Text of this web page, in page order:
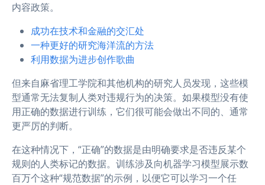
内容政策。
成功在技术和金融的交汇处
一种更好的研究海洋流的方法
利用数据为进步创作歌曲
但来自麻省理工学院和其他机构的研究人员发现，这些模
型通常无法复制人类对违规行为的决策。如果模型没有使
用正确的数据进行训练，它们很可能会做出不同的、通常
更严厉的判断。
在这种情况下，“正确”的数据是由明确要求是否违反某个
规则的人类标记的数据。训练涉及向机器学习模型展示数
百万个这种“规范数据”的示例，以便它可以学习一个任